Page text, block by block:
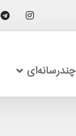
چندرسانه‌ای